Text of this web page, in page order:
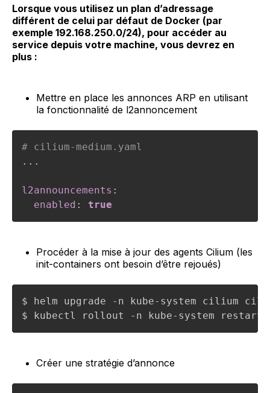
Lorsque vous utilisez un plan d’adressage
différent de celui par défaut de Docker (par
exemple 192.168.250.0/24), pour accéder au
service depuis votre machine, vous devrez en
plus :
Mettre en place les annonces ARP en utilisant
la fonctionnalité de l2annoncement
# cilium-medium.yaml
...
l2announcements :
enabled : true
Procéder à la mise à jour des agents Cilium (les
init-containers ont besoin d’être rejoués)
$ helm upgrade -n kube-system cilium
$ kubectl rollout -n kube-system restart
Créer une stratégie d’annonce